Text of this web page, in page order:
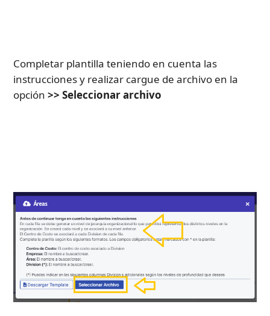
Completar plantilla teniendo en cuenta las
instrucciones y realizar cargue de archivo en la
opción >> Seleccionar archivo